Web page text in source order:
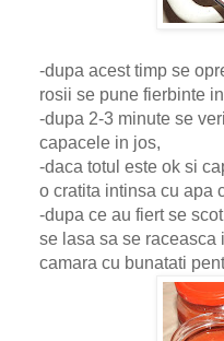
-dupa acest timp se
rosii se pune fierbinte
-dupa 2-3 minute se
capacele in jos,
-daca totul este ok si
o cratita intinsa cu apa
-dupa ce au fiert se
se lasa sa se raceasca
camara cu bunatati